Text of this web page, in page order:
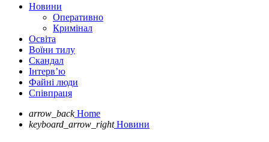
Новини
Оперативно
Кримінал
Освіта
Воїни тилу
Скандал
Інтерв’ю
Файні люди
Співпраця
arrow_back Home
keyboard_arrow_right Новини